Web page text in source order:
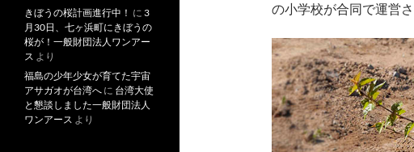
の小学校が合同で運営さ
きぼうの桜計画進行中！ に 3
月30日、七ヶ浜町にきぼうの
桜が！一般財団法人ワンアー
ス より
福島の少年少女が育てた宇宙
アサガオが台湾へ に 台湾大使
と懇談しました一般財団法人
ワンアース より